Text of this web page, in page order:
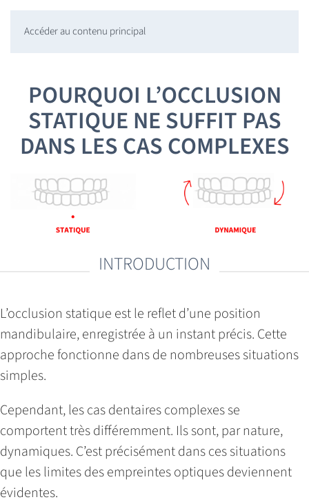
Accéder au contenu principal
POURQUOI L’OCCLUSION
STATIQUE NE SUFFIT PAS
DANS LES CAS COMPLEXES
INTRODUCTION
L’occlusion statique est le reflet d’une position
mandibulaire, enregistrée à un instant précis. Cette
approche fonctionne dans de nombreuses situations
simples.
Cependant, les cas dentaires complexes se
comportent très différemment. Ils sont, par nature,
dynamiques. C’est précisément dans ces situations
que les limites des empreintes optiques deviennent
évidentes.